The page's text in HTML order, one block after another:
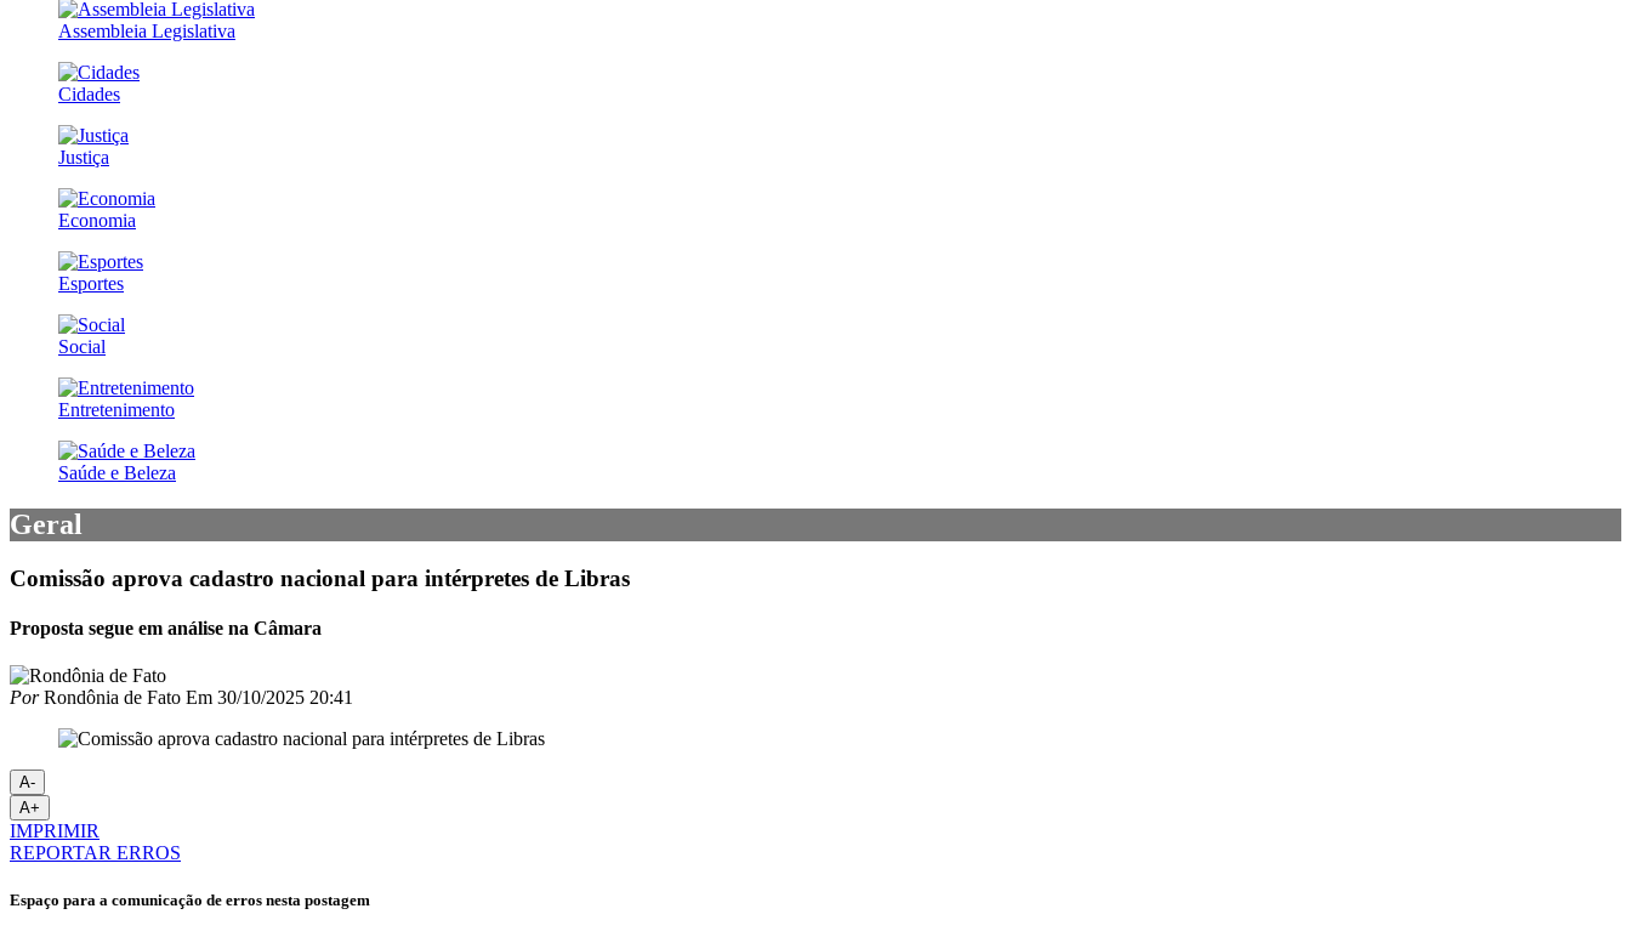
Assembleia Legislativa
Cidades
Justiça
Economia
Esportes
Social
Entretenimento
Saúde e Beleza
Geral
Comissão aprova cadastro nacional para intérpretes de Libras
Proposta segue em análise na Câmara
PorRondônia de Fato Em 30/10/2025 20:41
A-
A+
IMPRIMIR
REPORTAR ERROS
Espaço para a comunicação de erros nesta postagem